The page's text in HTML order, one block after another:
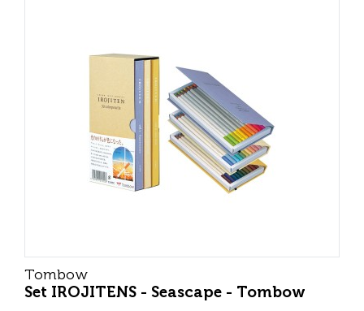
Tombow
Set IROJITENS - Seascape - Tombow